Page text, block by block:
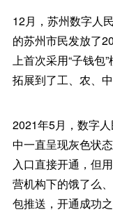
12月，苏州数字人
的苏州市民发放了
上首次采用“子钱包
拓展到了工、农、
2021年5月，数字
中一直呈现灰色状
入口直接开通，但
营机构下的饿了么
包推送，开通成功